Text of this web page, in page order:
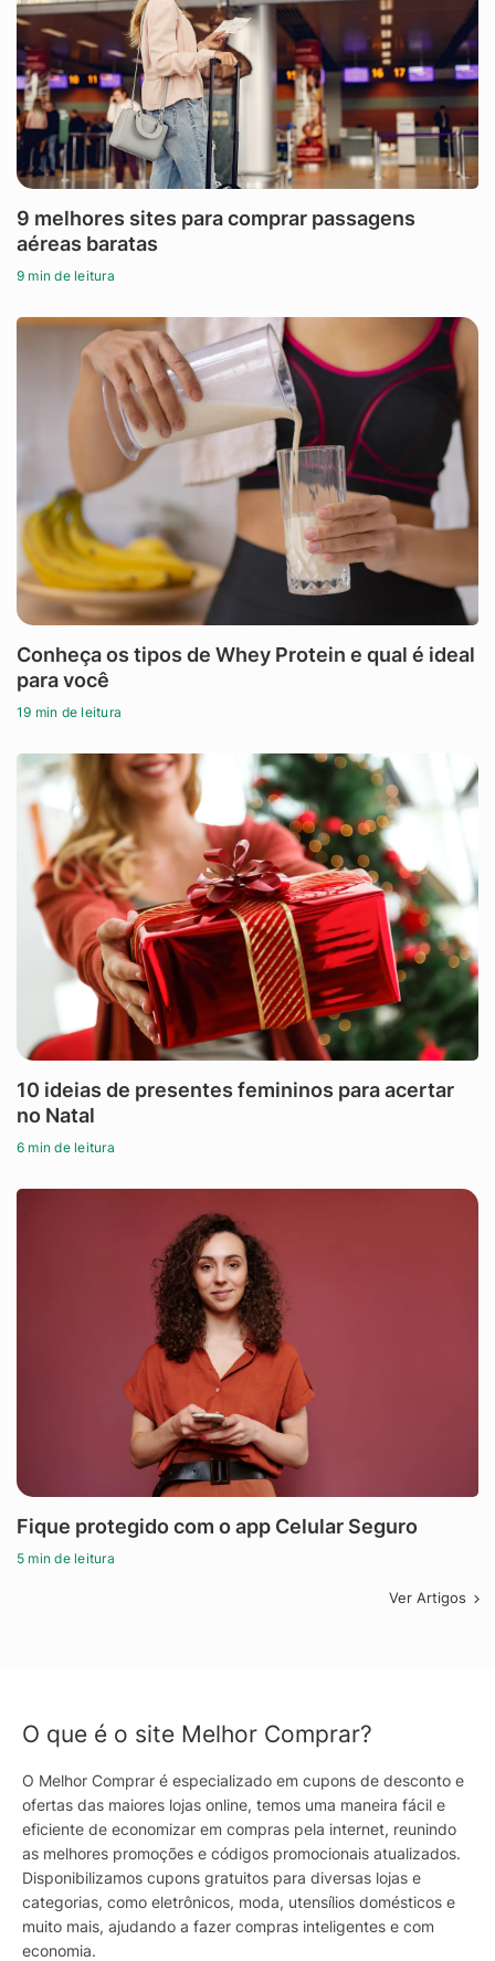
9 melhores sites para comprar passagens
aéreas baratas
9 min de leitura
Conheça os tipos de Whey Protein e qual é ideal
para você
19 min de leitura
10 ideias de presentes femininos para acertar
no Natal
6 min de leitura
Fique protegido com o app Celular Seguro
5 min de leitura
Ver Artigos
O que é o site Melhor Comprar?
O Melhor Comprar é especializado em cupons de desconto e
ofertas das maiores lojas online, temos uma maneira fácil e
eficiente de economizar em compras pela internet, reunindo
as melhores promoções e códigos promocionais atualizados.
Disponibilizamos cupons gratuitos para diversas lojas e
categorias, como eletrônicos, moda, utensílios domésticos e
muito mais, ajudando a fazer compras inteligentes e com
economia.